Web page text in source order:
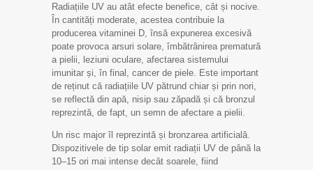
Radiațiile UV au atât efecte benefice, cât și nocive.
În cantități moderate, acestea contribuie la
producerea vitaminei D, însă expunerea excesivă
poate provoca arsuri solare, îmbătrânirea prematură
a pielii, leziuni oculare, afectarea sistemului
imunitar și, în final, cancer de piele. Este important
de reținut că radiațiile UV pătrund chiar și prin nori,
se reflectă din apă, nisip sau zăpadă și că bronzul
reprezintă, de fapt, un semn de afectare a pielii.
Un risc major îl reprezintă și bronzarea artificială.
Dispozitivele de tip solar emit radiații UV de până la
10–15 ori mai intense decât soarele, fiind